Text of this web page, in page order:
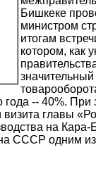
Бишкеке
министром
итогам
котором, как
-- 40%.
главы
на Кара-
СССР одним